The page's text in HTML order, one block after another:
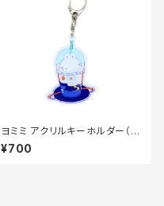
ヨミミ アクリルキーホルダー（ド
リンク）70×70mm
¥700